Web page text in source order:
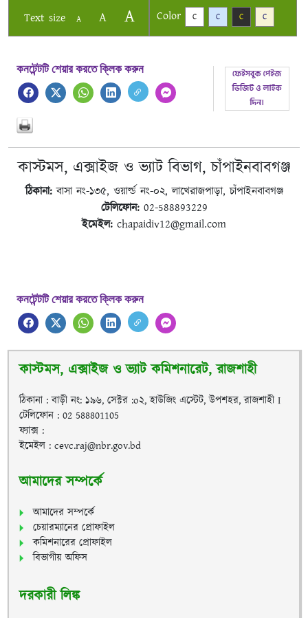
Text size A A A Color C C C C
কনটেন্টটি শেয়ার করতে ক্লিক করুন
কাস্টমস, এক্সাইজ ও ভ্যাট বিভাগ, চাঁপাইনবাবগঞ্জ
ঠিকানা:বাসা নং-১৩৫, ওয়ার্ল্ড নং-০২, লাখেরাজপাড়া, চাঁপাইনবাবগঞ্জ
টেলিফোন:02-588893229
ইমেইল: chapaidiv12@gmail.com
কনটেন্টটি শেয়ার করতে ক্লিক করুন
কাস্টমস, এক্সাইজ ও ভ্যাট কমিশনারেট, রাজশাহী
ঠিকানা : বাড়ী নং: ১৯৬, সেক্টর :o২, হাউজিং এস্টেট, উপশহর, রাজশাহী I
টেলিফোন : 02 588801105
ফ্যাক্স :
ইমেইল : cevc.raj@nbr.gov.bd
আমাদের সম্পর্কে
আমাদের সম্পর্কে
চেয়ারম্যানের প্রোফাইল
কমিশনারের প্রোফাইল
বিভাগীয় অফিস
দরকারী লিঙ্ক